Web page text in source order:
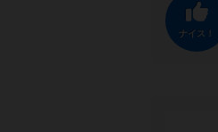
ナイス！